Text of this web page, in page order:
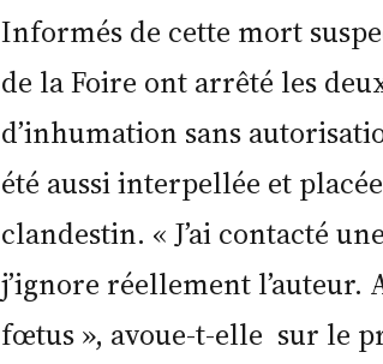
Informés de cette mort
de la Foire ont arrêté les
d’inhumation sans
été aussi interpellée et
clandestin. « J’ai contacté
j’ignore réellement l’auteur.
fœtus », avoue-t-elle sur le